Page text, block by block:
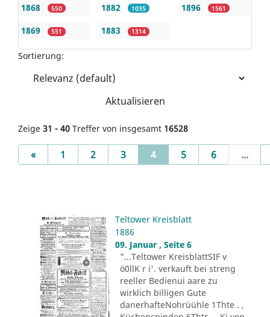
1868 550
1869 551
1882 1035
1883 1314
1896 1561
Sortierung:
Aktualisieren
Zeige 31 - 40 Treffer von insgesamt 16528
«Previous
1 2 3 4(current)
5 6 ...
Teltower Kreisblatt
1886
09. Januar , Seite 6
"...Teltower KreisblattSIF v
ö0llK r i'. verkauft bei streng
reeller Bedienui aare zu
wirklich billigen Gute
danerhafteNohrüühle 1Thte . ,